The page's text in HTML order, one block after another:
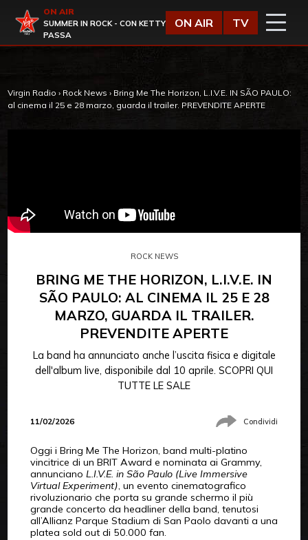
Virgin Radio
ON AIR
SUMMER IN ROCK - CON KETTY
PASSA
ON AIR TV
Virgin Radio › Rock News › Bring Me The Horizon, L.I.V.E. IN SÃO PAULO:
al cinema il 25 e 28 marzo, guarda il trailer. PREVENDITE APERTE
ROCK NEWS
BRING ME THE HORIZON, L.I.V.E. IN
SÃO PAULO: AL CINEMA IL 25 E 28
MARZO, GUARDA IL TRAILER.
PREVENDITE APERTE
La band ha annunciato anche l’uscita fisica e digitale
dell'album live, disponibile dal 10 aprile. SCOPRI QUI
TUTTE LE SALE
11/02/2026 Condividi
Oggi i Bring Me The Horizon, band multi-platino
vincitrice di un BRIT Award e nominata ai Grammy,
annunciano L.I.V.E. in São Paulo (Live Immersive
Virtual Experiment), un evento cinematografico
rivoluzionario che porta su grande schermo il più
grande concerto da headliner della band, tenutosi
all’Allianz Parque Stadium di San Paolo davanti a una
platea sold out di 50.000 fan.